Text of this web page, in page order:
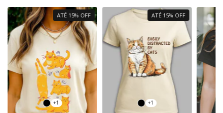
ATÉ 15% OFF
+1
ATÉ 15% OFF
+1